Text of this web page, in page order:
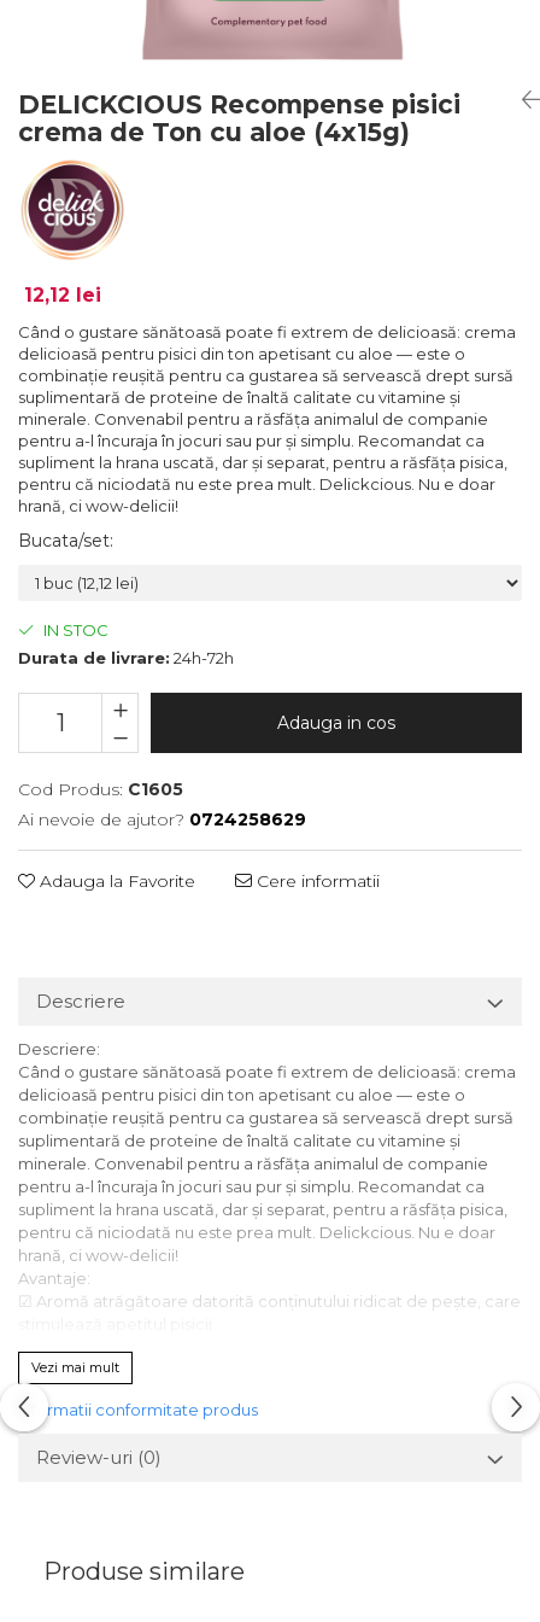
DELICKCIOUS Recompense pisici
crema de Ton cu aloe (4x15g)
12,12 lei
Când o gustare sănătoasă poate fi extrem de delicioasă: crema
delicioasă pentru pisici din ton apetisant cu aloe — este o
combinație reușită pentru ca gustarea să servească drept sursă
suplimentară de proteine de înaltă calitate cu vitamine și
minerale. Convenabil pentru a răsfăța animalul de companie
pentru a-l încuraja în jocuri sau pur și simplu. Recomandat ca
supliment la hrana uscată, dar și separat, pentru a răsfăța pisica,
pentru că niciodată nu este prea mult. Delickcious. Nu e doar
hrană, ci wow-deliciі!
Bucata/set:
IN STOC
Durata de livrare: 24h-72h
Adauga in cos
Cod Produs: C1605
Ai nevoie de ajutor? 0724258629
Adauga la Favorite Cere informatii
Descriere
Descriere:
Când o gustare sănătoasă poate fi extrem de delicioasă: crema
delicioasă pentru pisici din ton apetisant cu aloe — este o
combinație reușită pentru ca gustarea să servească drept sursă
suplimentară de proteine de înaltă calitate cu vitamine și
minerale. Convenabil pentru a răsfăța animalul de companie
pentru a-l încuraja în jocuri sau pur și simplu. Recomandat ca
supliment la hrana uscată, dar și separat, pentru a răsfăța pisica,
pentru că niciodată nu este prea mult. Delickcious. Nu e doar
hrană, ci wow-deliciі!
Avantaje:
☑ Aromă atrăgătoare datorită conținutului ridicat de pește, care
proteinelor și a altor substanțe nutritive
☑ Servește ca un supliment excelent de gust pentru dietele
uscate
☑ Conține ulei de ton - sursă de polinesaturate acizi grași kilot
Omega-3, biotină și zinc pentru a susține sănătatea pielii și blana
companie oricând
Vezi mai mult
Informatii conformitate produs
Review-uri (0)
Produse similare